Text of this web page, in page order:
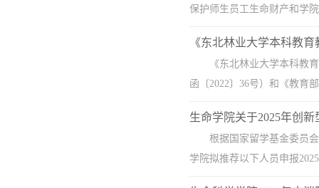
保护师生员工生命财产和学
《东北林业大学本科教
《东北林业大学本科教
函〔2022〕36号）和《教育
生命学院关于2025年创
根据国家留学基金委员
学院拟推荐以下人员申报